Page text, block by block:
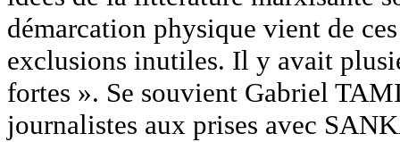
démarcation physique vient de
exclusions inutiles. Il y avait
fortes ». Se souvient Gabriel
journalistes aux prises avec